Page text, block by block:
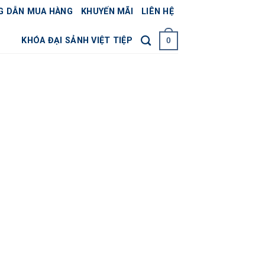
DẪN MUA HÀNG KHUYẾN MÃI LIÊN HỆ
KHÓA ĐẠI SẢNH VIỆT TIỆP 0